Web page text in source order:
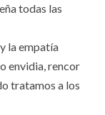
todas las
la empatía
envidia, rencor
tratamos a los